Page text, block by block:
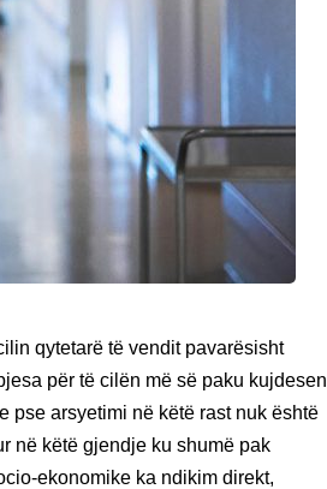
qytetarë të vendit pavarësisht
për të cilën më së paku kujdesen
pse arsyetimi në këtë rast nuk është
në këtë gjendje ku shumë pak
ekonomike ka ndikim direkt,